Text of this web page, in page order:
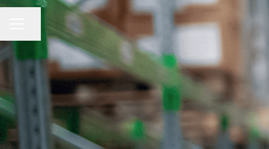
KARRIÄRMENY
Dela sidan